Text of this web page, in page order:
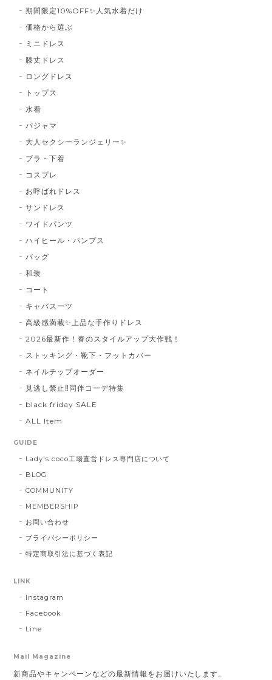
期間限定10%OFF✨人気水着だけ
価格から選ぶ
ミニドレス
膝丈ドレス
ロングドレス
トップス
水着
パジャマ
大人セクシーランジェリー✨
ブラ・下着
コスプレ
お呼ばれドレス
サンドレス
ワイドパンツ
ハイヒール・パンプス
バッグ
和装
コート
キャバスーツ
高級感満載✨上品な手作りドレス
2026最新作！春のスタイルアップ大作戦！
ストッキング・靴下・フットカバー
ネイルチップオーダー
見逃し禁止‼同伴コーデ特集
black friday SALE
ALL Item
GUIDE
Lady's coco工場直営ドレス専門店について
BLOG
COMMUNITY
MEMBERSHIP
お問い合わせ
プライバシーポリシー
特定商取引法に基づく表記
LINK
Instagram
Facebook
Line
Mail Magazine
新商品やキャンペーンなどの最新情報をお届けいたします。